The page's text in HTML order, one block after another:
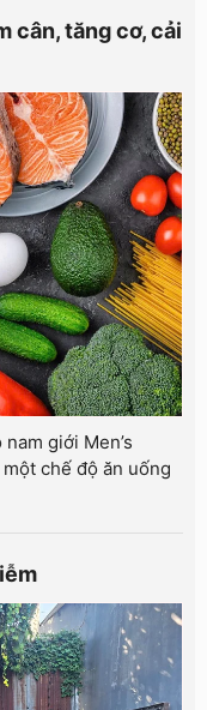
cân, tăng cơ, cải
giới Men’s
chế độ ăn uống